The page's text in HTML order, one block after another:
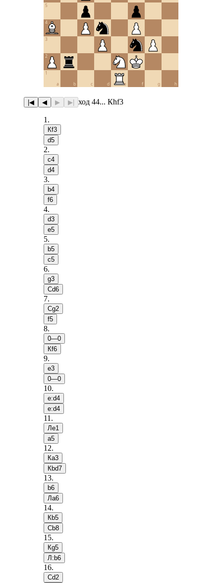
a b c d e f g h
1
2
3
4
5
|◀ ◀ ▶ ▶| ход 44... Кhf3
1 .
Кf3
d5
2.
c4
d4
3.
b4
f6
4.
d3
e5
5.
b5
c5
6.
g3
Сd6
7.
Сg2
f5
8.
0—0
Кf6
9.
e3
0—0
10.
e:d4
e:d4
11 .
Лe1
a5
12.
Кa3
Кbd7
13.
b6
Лa6
14.
Кb5
Сb8
15.
Кg5
Л:b6
16.
Сd2